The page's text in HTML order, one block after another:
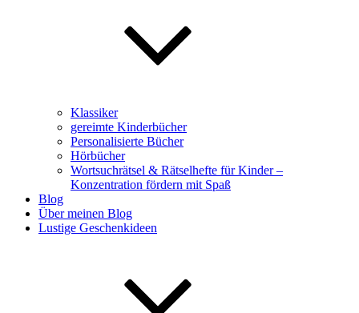
Klassiker
gereimte Kinderbücher
Personalisierte Bücher
Hörbücher
Wortsuchrätsel & Rätselhefte für Kinder –
Konzentration fördern mit Spaß
Blog
Über meinen Blog
Lustige Geschenkideen